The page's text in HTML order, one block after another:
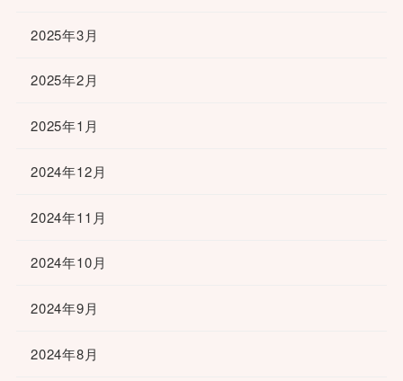
2025年3月
2025年2月
2025年1月
2024年12月
2024年11月
2024年10月
2024年9月
2024年8月